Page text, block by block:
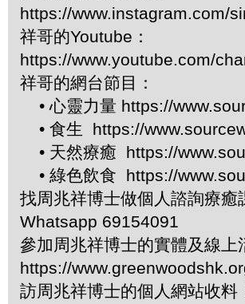
https://www.instagram.com/
祥哥的Youtube：
https://www.youtube.com/
祥哥的網台節目：
• 心靈力量 https://
• 食生 https://
• 天然療癒 https://
• 綠色飲食 https://
找周兆祥博士做個人諮詢療癒
Whatsapp 69154091
參加周兆祥博士的實體及線上
https://
訪周兆祥博士的個人網站收料